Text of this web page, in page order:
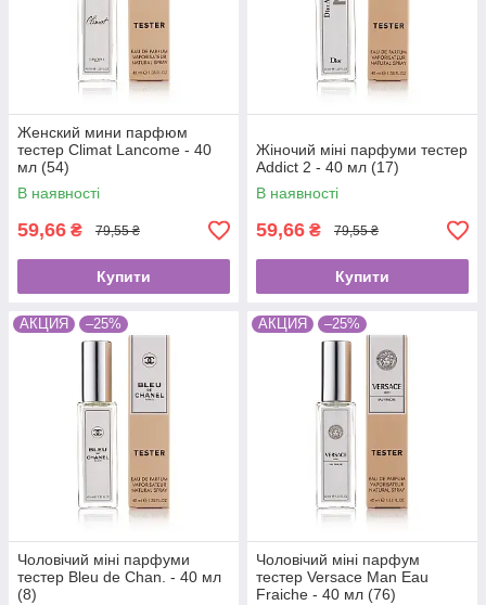
Женский мини парфюм
тестер Climat Lancome - 40
мл (54)
В наявності
59,66 ₴ 79,55 ₴
Купити
Жіночий міні парфуми тестер
Addict 2 - 40 мл (17)
В наявності
59,66 ₴ 79,55 ₴
Купити
АКЦИЯ –25%
Чоловічий міні парфуми
тестер Bleu de Chan. - 40 мл
(8)
АКЦИЯ –25%
Чоловічий міні парфум
тестер Versace Man Eau
Fraiche - 40 мл (76)